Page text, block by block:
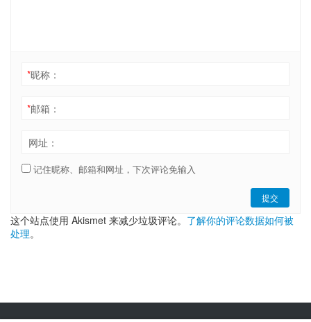
*昵称：
*邮箱：
网址：
记住昵称、邮箱和网址，下次评论免输入
提交
这个站点使用 Akismet 来减少垃圾评论。 了解你的评论数据如何被
处理。